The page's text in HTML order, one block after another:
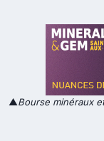
▲Bourse minéraux